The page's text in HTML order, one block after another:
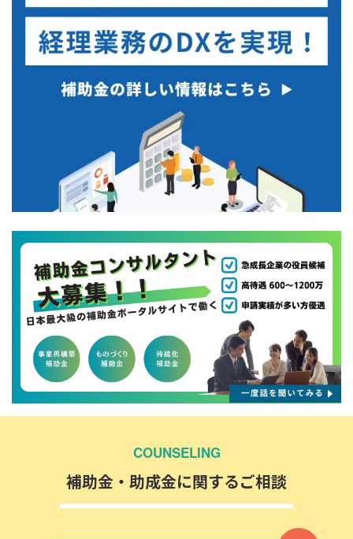
COUNSELING
補助金・助成金に関するご相談